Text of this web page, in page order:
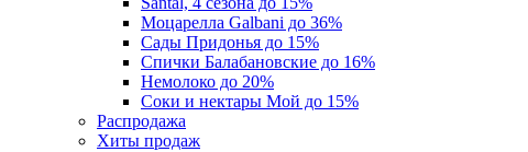
Моцарелла Galbani до 36%
Сады Придонья до 15%
Спички Балабановские до 16%
Немолоко до 20%
Соки и нектары Мой до 15%
Распродажа
Хиты продаж